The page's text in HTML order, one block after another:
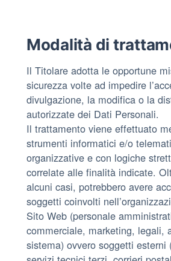
Modalità di
Il Titolare adotta le opportune
sicurezza volte ad impedire
divulgazione, la modifica o la
autorizzate dei Dati Personali.
Il trattamento viene effettuato
strumenti informatici e/o
organizzative e con logiche
correlate alle finalità indicate.
alcuni casi, potrebbero avere
soggetti coinvolti
Sito Web (personale
commerciale, marketing, legali,
sistema) ovvero soggetti esterni